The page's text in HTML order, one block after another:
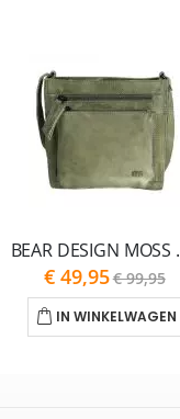
BEAR
Special
Price
€ 49,95€ 99,95
IN WINKELWAGEN